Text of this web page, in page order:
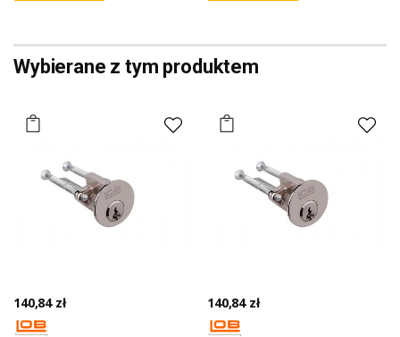
Wybierane z tym produktem
140,84 zł 140,84 zł